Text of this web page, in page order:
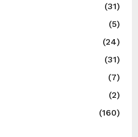
(31)
(5)
(24)
(31)
(7)
(2)
(160)